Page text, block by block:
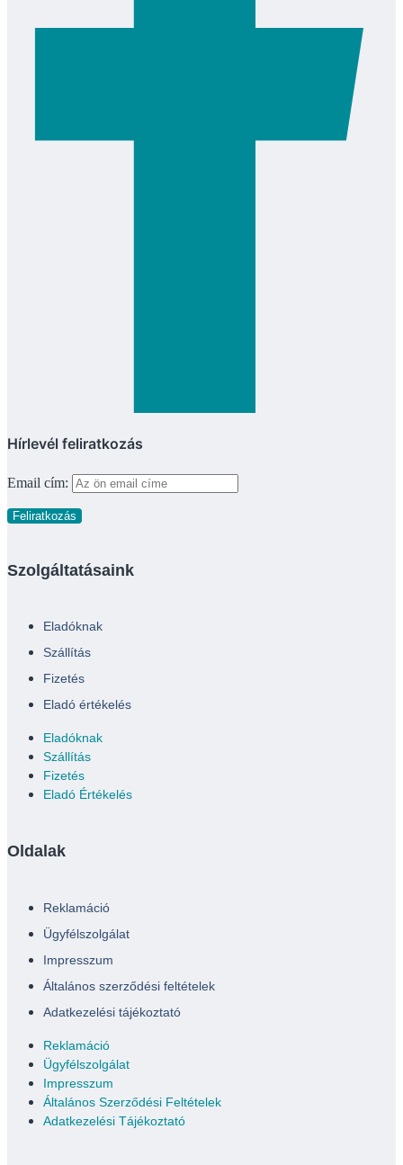
Hírlevél feliratkozás
Email cím:
Szolgáltatásaink
Eladóknak
Szállítás
Fizetés
Eladó értékelés
Eladóknak
Szállítás
Fizetés
Eladó Értékelés
Oldalak
Reklamáció
Ügyfélszolgálat
Impresszum
Általános szerződési feltételek
Adatkezelési tájékoztató
Reklamáció
Ügyfélszolgálat
Impresszum
Általános Szerződési Feltételek
Adatkezelési Tájékoztató